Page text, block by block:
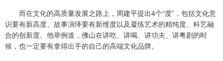
而在文化的高质量发展之路上，周建平提出4个“度”，包括文化意
识要有新高度、故事演绎要有新维度以及凝练艺术的精纯度、科艺融
合的创新度。他举例道，佛山在讲吃、讲喝、讲功夫、讲粤剧的时
候，也一定要有拿得出手的自己的高端文化品牌。